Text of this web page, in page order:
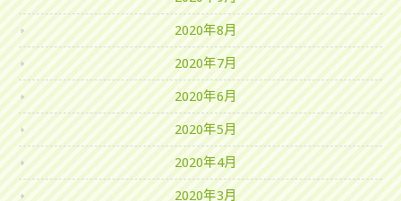
2020年8月
2020年7月
2020年6月
2020年5月
2020年4月
2020年3月